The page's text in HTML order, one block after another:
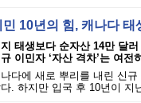
민 10년의 힘, 캐나다
태생보다 순자산 14만 달
이민자 ‘자산 격차’는 여전
다에 새로 뿌리를 내린 신
. 하지만 입국 후 10년이 지